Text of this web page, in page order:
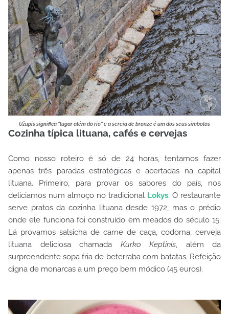
Užupis significa "lugar além do rio" e a sereia de bronze é um dos seus símbolos
Cozinha típica lituana, cafés e cervejas
Como nosso roteiro é só de 24 horas, tentamos fazer
apenas três paradas estratégicas e acertadas na capital
lituana. Primeiro, para provar os sabores do país, nos
deliciamos num almoço no tradicional Lokys. O restaurante
serve pratos da cozinha lituana desde 1972, mas o prédio
onde ele funciona foi construído em meados do século 15.
Lá provamos salsicha de carne de caça, codorna, cerveja
lituana deliciosa chamada Kurko Keptinis, além da
surpreendente sopa fria de beterraba com batatas. Refeição
digna de monarcas a um preço bem módico (45 euros).